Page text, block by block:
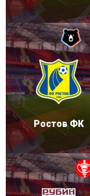
Ростов ФК